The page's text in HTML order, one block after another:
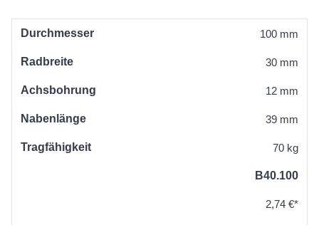
Durchmesser 100 mm
Radbreite 30 mm
Achsbohrung 12 mm
Nabenlänge 39 mm
Tragfähigkeit 70 kg
B40.100
2,74 €*